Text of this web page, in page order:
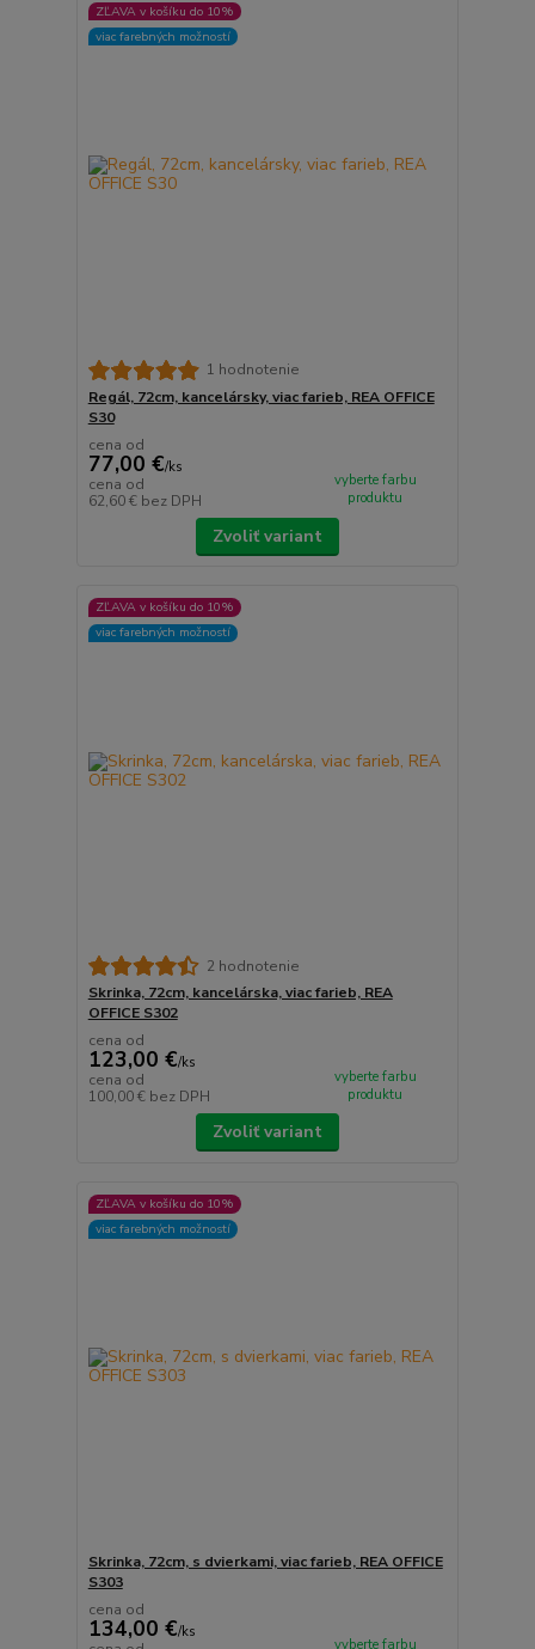
ZĽAVA v košíku do 10%
viac farebných možností
1 hodnotenie
Regál, 72cm, kancelársky, viac farieb, REA OFFICE
S30
cena od
77,00 €/ks
cena od
62,60 € bez DPH
vyberte farbu
produktu
Zvoliť variant
ZĽAVA v košíku do 10%
viac farebných možností
2 hodnotenie
Skrinka, 72cm, kancelárska, viac farieb, REA
OFFICE S302
cena od
123,00 €/ks
cena od
100,00 € bez DPH
vyberte farbu
produktu
Zvoliť variant
ZĽAVA v košíku do 10%
viac farebných možností
Skrinka, 72cm, s dvierkami, viac farieb, REA OFFICE
S303
cena od
134,00 €/ks
vyberte farbu